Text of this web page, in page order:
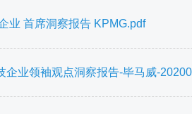
业 首席洞察报告 KPMG.pdf
企业领袖观点洞察报告-毕马威-